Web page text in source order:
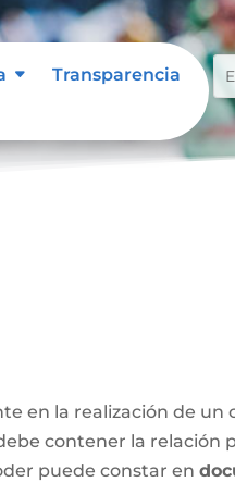
Transparencia
en la realización de
contener la relación
puede constar en